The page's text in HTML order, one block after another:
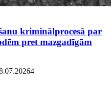
kriminālprocesā par
pret mazgadīgām
4